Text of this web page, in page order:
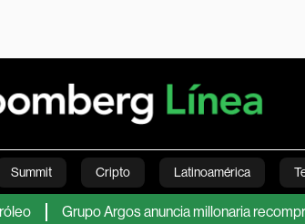
Summit Cripto Latinoamérica
Estilo de vida Mundo Videos
Grupo Argos anuncia millonaria recompra de